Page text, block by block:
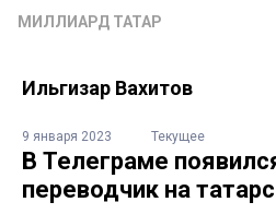
МИЛЛИАРД ТАТАР
Ильгизар Вахитов
9 января 2023 Текущее
В Телеграме
переводчик на